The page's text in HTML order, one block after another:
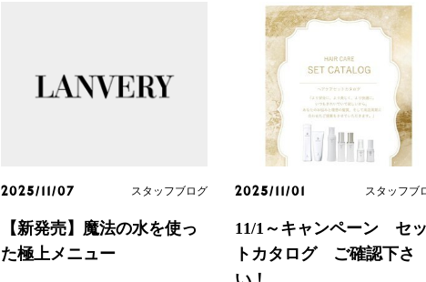
2025/11/07 スタッフブログ
【新発売】魔法の水を使っ
た極上メニュー
2025/11/01 スタッフブ
11/1～キャンペーン セッ
トカタログ ご確認下さ